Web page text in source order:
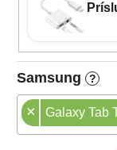
Samsung ?
× Galaxy Tab